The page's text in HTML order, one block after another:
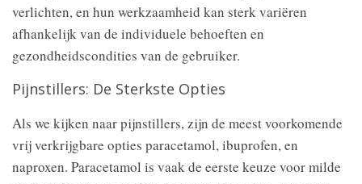
verlichten, en hun werkzaamheid kan sterk variëren
afhankelijk van de individuele behoeften en
gezondheidscondities van de gebruiker.
Pijnstillers: De Sterkste Opties
Als we kijken naar pijnstillers, zijn de meest voorkomende
vrij verkrijgbare opties paracetamol, ibuprofen, en
naproxen. Paracetamol is vaak de eerste keuze voor milde